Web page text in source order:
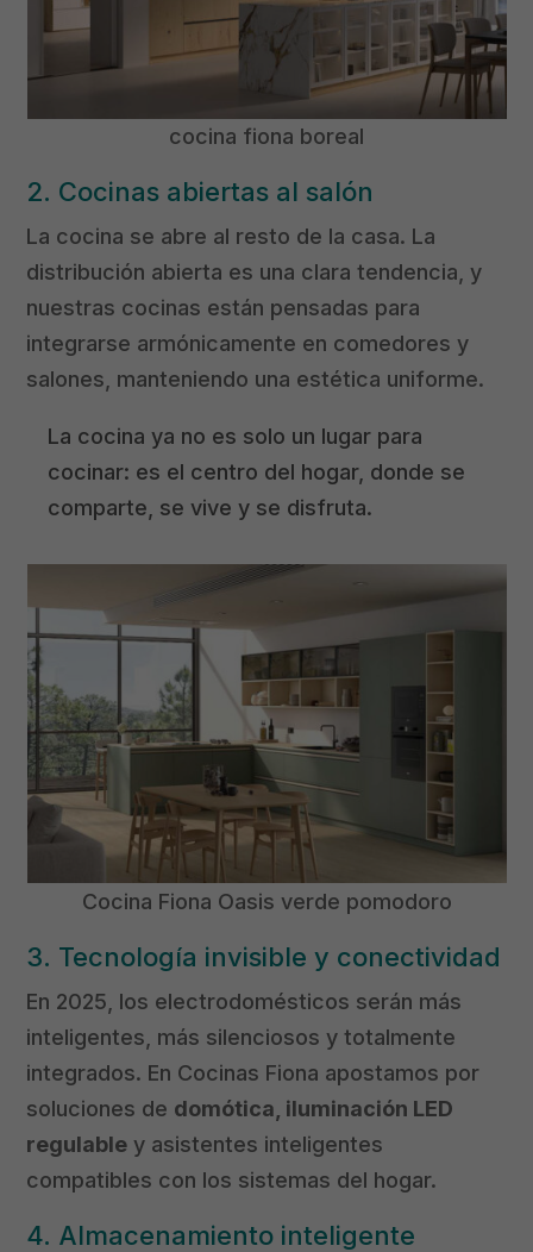
cocina fiona boreal
2. Cocinas abiertas al salón
La cocina se abre al resto de la casa. La
distribución abierta es una clara tendencia, y
nuestras cocinas están pensadas para
integrarse armónicamente en comedores y
salones, manteniendo una estética uniforme.
La cocina ya no es solo un lugar para
cocinar: es el centro del hogar, donde se
comparte, se vive y se disfruta.
Cocina Fiona Oasis verde pomodoro
3. Tecnología invisible y conectividad
En 2025, los electrodomésticos serán más
inteligentes, más silenciosos y totalmente
integrados. En Cocinas Fiona apostamos por
soluciones de domótica, iluminación LED
regulable y asistentes inteligentes
compatibles con los sistemas del hogar.
4. Almacenamiento inteligente